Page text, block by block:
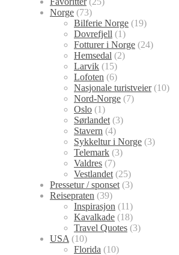
Norge (73)
Bilferie Norge (19)
Dovrefjell (1)
Fotturer i Norge (24)
Hemsedal (2)
Larvik (15)
Lofoten (6)
Nasjonale turistveier(10)
Nord-Norge (7)
Oslo (1)
Sørlandet (3)
Stavern (4)
Sykkeltur i Norge (3)
Telemark (3)
Valdres (7)
Vestlandet (25)
Pressetur / sponset (3)
Reisepraten (39)
Inspirasjon (11)
Kavalkade (18)
Travel Quotes (3)
USA (10)
Florida (10)